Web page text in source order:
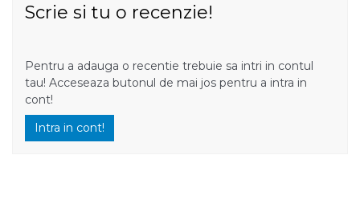
Scrie si tu o recenzie!
Pentru a adauga o recentie trebuie sa intri in contul
tau! Acceseaza butonul de mai jos pentru a intra in
cont!
Intra in cont!